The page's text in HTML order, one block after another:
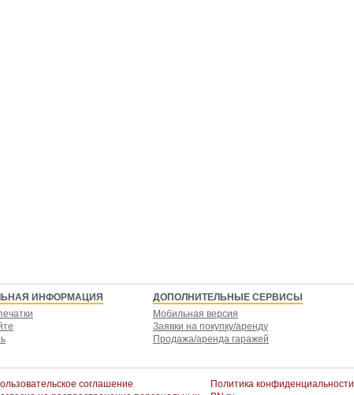
ИНФОРМАЦИЯ
ДОПОЛНИТЕЛЬНЫЕ СЕРВИСЫ
Мобильная версия
Заявки на покупку/аренду
Продажа/аренда гаражей
соглашение
Политика конфиденциальности